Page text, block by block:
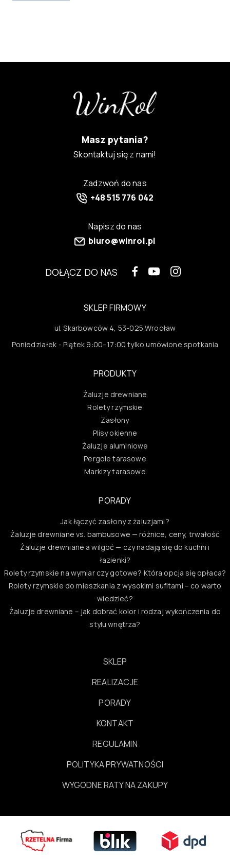
Masz pytania?
Skontaktuj się z nami!
Zadzwoń do nas
+48 515 776 042
Napisz do nas
biuro@winrol.pl
DOŁĄCZ DO NAS
SKLEP FIRMOWY
ul. Skarbowców 4, 53-025 Wrocław
Poniedziałek - Piątek 9:00–17:00 tylko umówione spotkania
PRODUKTY
Żaluzje drewniane
Rolety rzymskie
Zasłony
Plisy okienne
Żaluzje aluminiowe
Pergole tarasowe
Markizy tarasowe
PORADY
Jak łączyć zasłony z żaluzjami?
Żaluzje drewniane vs. bambusowe — różnice, ceny, trwałość
Żaluzje drewniane a wilgoć — czy nadają się do kuchni i
łazienki?
Rolety rzymskie na wymiar czy gotowe? Która opcja się opłaca?
Rolety rzymskie do mieszkania z wysokimi sufitami – co warto
wiedzieć?
Żaluzje drewniane – jak dobrać kolor i rodzaj wykończenia do
stylu wnętrza?
SKLEP
REALIZACJE
PORADY
KONTAKT
REGULAMIN
POLITYKA PRYWATNOŚCI
WYGODNE RATY NA ZAKUPY